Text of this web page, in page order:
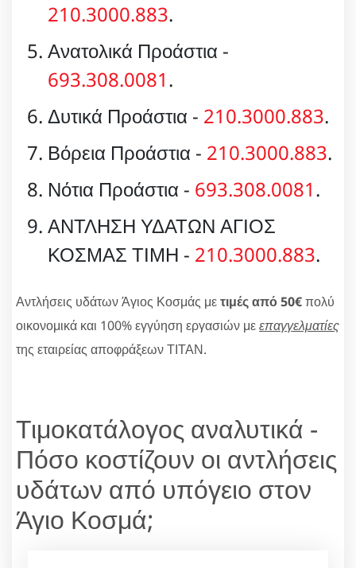
210.3000.883.
Ανατολικά Προάστια -
693.308.0081.
Δυτικά Προάστια - 210.3000.883.
Βόρεια Προάστια - 210.3000.883.
Νότια Προάστια - 693.308.0081.
ΑΝΤΛΗΣΗ ΥΔΑΤΩΝ ΑΓΙΟΣ
ΚΟΣΜΑΣ ΤΙΜΗ - 210.3000.883.
Αντλήσεις υδάτων Άγιος Κοσμάς μετιμές από 50€πολύ
οικονομικά και 100% εγγύηση εργασιών μεεπαγγελματίες
της εταιρείας αποφράξεων ΤΙΤΑΝ.
Τιμοκατάλογος αναλυτικά -
Πόσο κοστίζουν οι αντλήσεις
υδάτων από υπόγειο στον
Άγιο Κοσμά;